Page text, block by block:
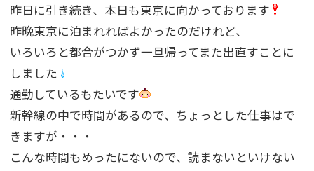
昨日に引き続き、本日も東京に向かっております
昨晩東京に泊まれればよかったのだけれど、
いろいろと都合がつかず一旦帰ってまた出直すことに
しました
通勤しているもたいです
新幹線の中で時間があるので、ちょっとした仕事はで
きますが・・・
こんな時間もめったにないので、読まないといけない